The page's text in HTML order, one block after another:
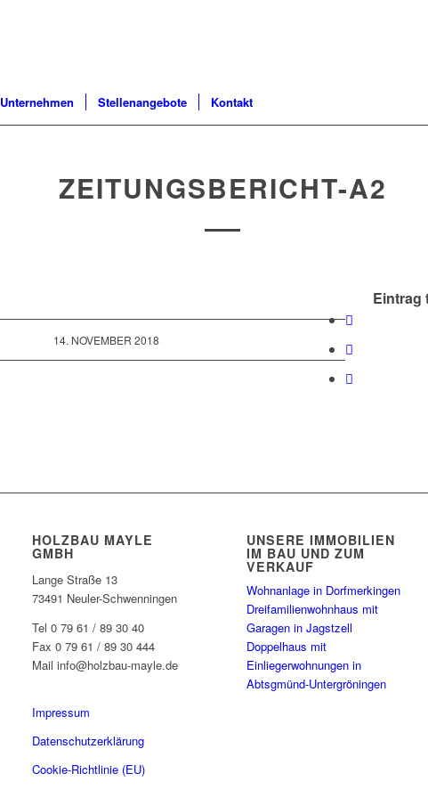
Unternehmen Stellenangebote Kontakt
ZEITUNGSBERICHT-A2
14. NOVEMBER 2018
Eintrag
HOLZBAU MAYLE
GMBH
Lange Straße 13
73491 Neuler-Schwenningen
Tel 0 79 61 / 89 30 40
Fax 0 79 61 / 89 30 444
Mail info@holzbau-mayle.de
Impressum
Datenschutzerklärung
Cookie-Richtlinie (EU)
UNSERE IMMOBILIEN
IM BAU UND ZUM
VERKAUF
Wohnanlage in Dorfmerkingen
Dreifamilienwohnhaus mit
Garagen in Jagstzell
Doppelhaus mit
Einliegerwohnungen in
Abtsgmünd-Untergröningen